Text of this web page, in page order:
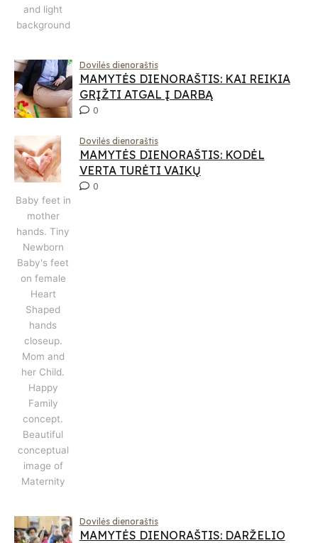
and light
background
Dovilės dienoraštis
MAMYTĖS DIENORAŠTIS: KAI REIKIA
GRĮŽTI ATGAL Į DARBĄ
0
Baby feet in
mother
hands. Tiny
Newborn
Baby's feet
on female
Heart
Shaped
hands
closeup.
Mom and
her Child.
Happy
Family
concept.
Beautiful
conceptual
image of
Maternity
Dovilės dienoraštis
MAMYTĖS DIENORAŠTIS: KODĖL
VERTA TURĖTI VAIKŲ
0
Dovilės dienoraštis
MAMYTĖS DIENORAŠTIS: DARŽELIO